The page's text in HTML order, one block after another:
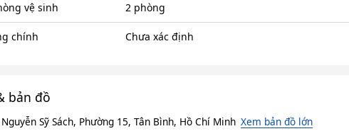
vệ sinh 2 phòng
chính Chưa xác định
bản đồ
Sỹ Sách, Phường 15, Tân Bình, Hồ Chí Minh Xem bản đồ lớn